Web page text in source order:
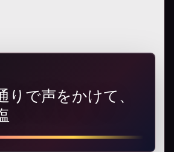
りで声をかけて、